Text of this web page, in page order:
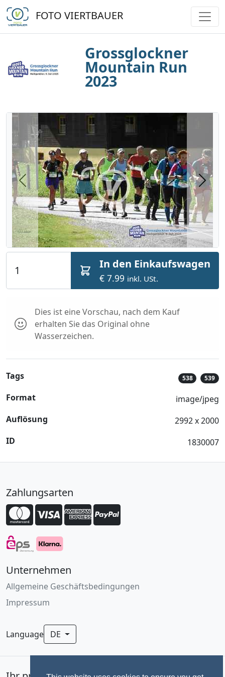
FOTO VIERTBAUER
Grossglockner
Mountain Run
2023
Previous Next
In den Einkaufswagen
€ 7.99 inkl. USt.
Dies ist eine Vorschau, nach dem Kauf
erhalten Sie das Original ohne
Wasserzeichen.
Tags 538 539
Format
image/jpeg
Auflösung
2992 x 2000
ID
1830007
Zahlungsarten
Unternehmen
Allgemeine Geschäftsbedingungen
Impressum
Language DE